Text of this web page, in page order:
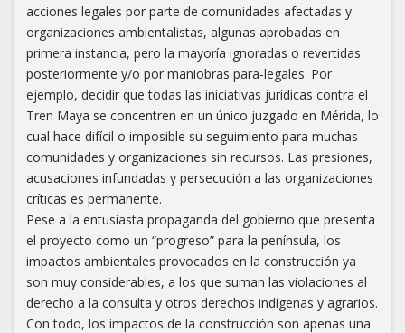
acciones legales por parte de comunidades afectadas y
organizaciones ambientalistas, algunas aprobadas en
primera instancia, pero la mayoría ignoradas o revertidas
posteriormente y/o por maniobras para-legales. Por
ejemplo, decidir que todas las iniciativas jurídicas contra el
Tren Maya se concentren en un único juzgado en Mérida, lo
cual hace difícil o imposible su seguimiento para muchas
comunidades y organizaciones sin recursos. Las presiones,
acusaciones infundadas y persecución a las organizaciones
críticas es permanente.
Pese a la entusiasta propaganda del gobierno que presenta
el proyecto como un “progreso” para la península, los
impactos ambientales provocados en la construcción ya
son muy considerables, a los que suman las violaciones al
derecho a la consulta y otros derechos indígenas y agrarios.
Con todo, los impactos de la construcción son apenas una